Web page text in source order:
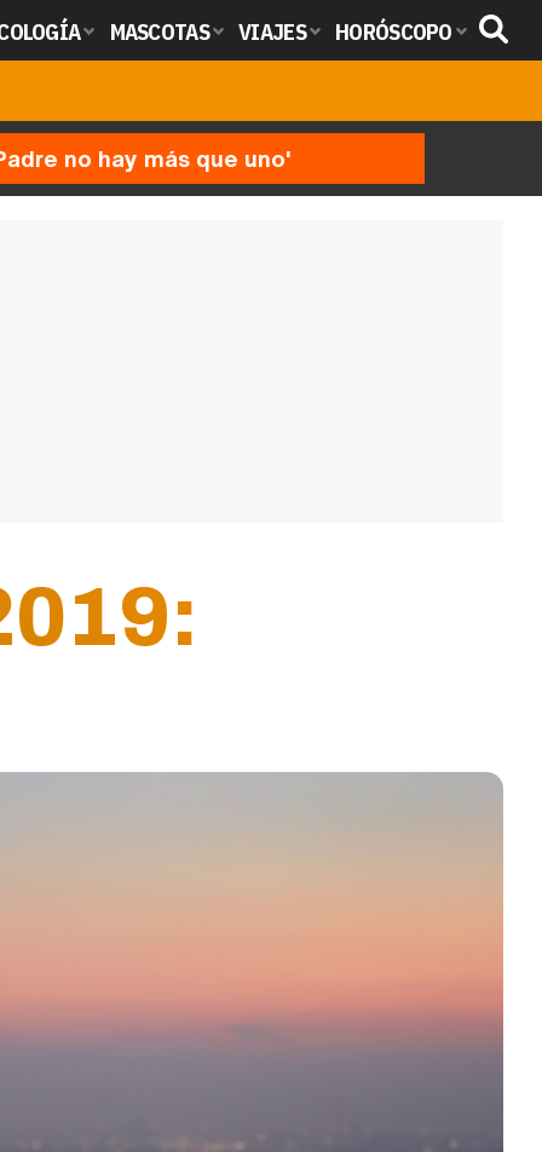
MASCOTAS VIAJES HORÓSCOPO
no hay más que uno'